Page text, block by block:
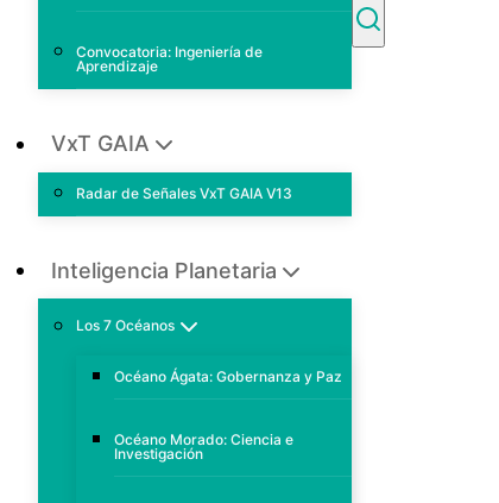
Convocatoria: Ingeniería de
Aprendizaje
VxT GAIA
Radar de Señales VxT GAIA V13
Inteligencia Planetaria
Los 7 Océanos
Océano Ágata: Gobernanza y Paz
Océano Morado: Ciencia e
Investigación